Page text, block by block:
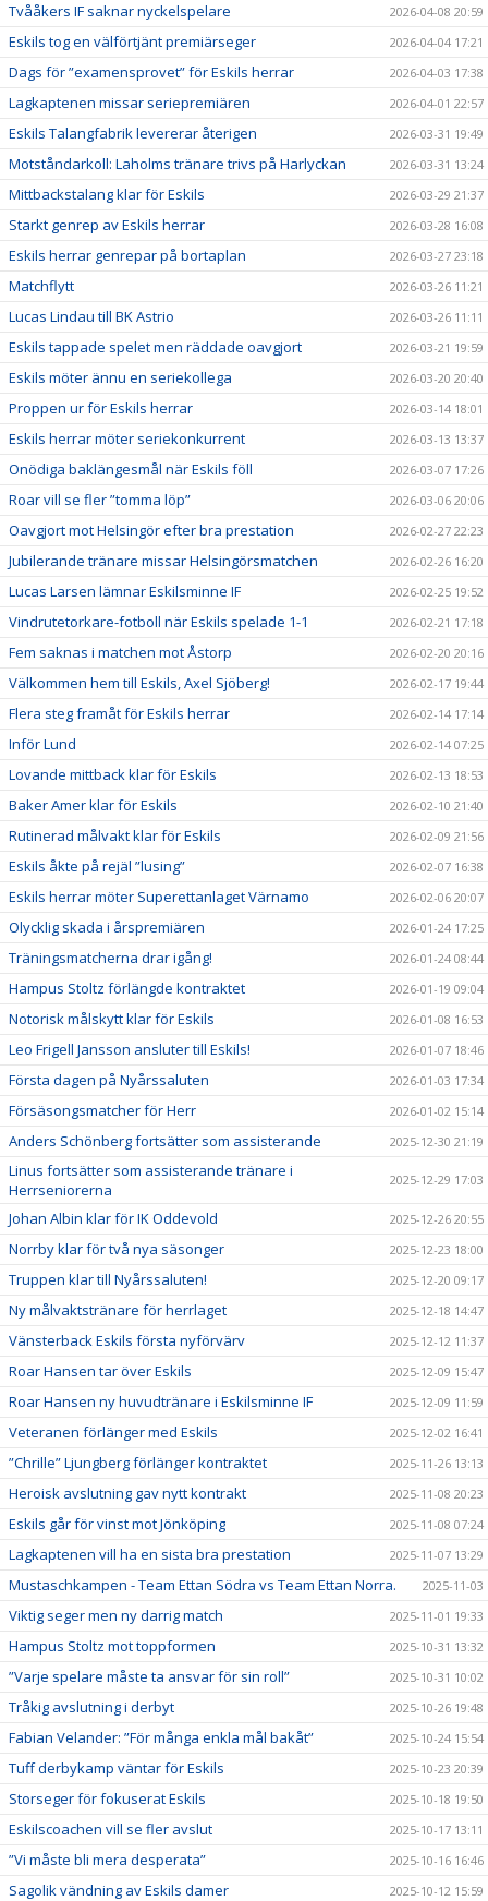
Tvååkers IF saknar nyckelspelare 2026-04-08 20:59
Eskils tog en välförtjänt premiärseger 2026-04-04 17:21
Dags för ”examensprovet” för Eskils herrar 2026-04-03 17:38
Lagkaptenen missar seriepremiären 2026-04-01 22:57
Eskils Talangfabrik levererar återigen 2026-03-31 19:49
Motståndarkoll: Laholms tränare trivs på Harlyckan 2026-03-31 13:24
Mittbackstalang klar för Eskils 2026-03-29 21:37
Starkt genrep av Eskils herrar 2026-03-28 16:08
Eskils herrar genrepar på bortaplan 2026-03-27 23:18
Matchflytt 2026-03-26 11:21
Lucas Lindau till BK Astrio 2026-03-26 11:11
Eskils tappade spelet men räddade oavgjort 2026-03-21 19:59
Eskils möter ännu en seriekollega 2026-03-20 20:40
Proppen ur för Eskils herrar 2026-03-14 18:01
Eskils herrar möter seriekonkurrent 2026-03-13 13:37
Onödiga baklängesmål när Eskils föll 2026-03-07 17:26
Roar vill se fler ”tomma löp” 2026-03-06 20:06
Oavgjort mot Helsingör efter bra prestation 2026-02-27 22:23
Jubilerande tränare missar Helsingörsmatchen 2026-02-26 16:20
Lucas Larsen lämnar Eskilsminne IF 2026-02-25 19:52
Vindrutetorkare-fotboll när Eskils spelade 1-1 2026-02-21 17:18
Fem saknas i matchen mot Åstorp 2026-02-20 20:16
Välkommen hem till Eskils, Axel Sjöberg! 2026-02-17 19:44
Flera steg framåt för Eskils herrar 2026-02-14 17:14
Inför Lund 2026-02-14 07:25
Lovande mittback klar för Eskils 2026-02-13 18:53
Baker Amer klar för Eskils 2026-02-10 21:40
Rutinerad målvakt klar för Eskils 2026-02-09 21:56
Eskils åkte på rejäl ”lusing” 2026-02-07 16:38
Eskils herrar möter Superettanlaget Värnamo 2026-02-06 20:07
Olycklig skada i årspremiären 2026-01-24 17:25
Träningsmatcherna drar igång! 2026-01-24 08:44
Hampus Stoltz förlängde kontraktet 2026-01-19 09:04
Notorisk målskytt klar för Eskils 2026-01-08 16:53
Leo Frigell Jansson ansluter till Eskils! 2026-01-07 18:46
Första dagen på Nyårssaluten 2026-01-03 17:34
Försäsongsmatcher för Herr 2026-01-02 15:14
Anders Schönberg fortsätter som assisterande 2025-12-30 21:19
Linus fortsätter som assisterande tränare i
Herrseniorerna
2025-12-29 17:03
Johan Albin klar för IK Oddevold 2025-12-26 20:55
Norrby klar för två nya säsonger 2025-12-23 18:00
Truppen klar till Nyårssaluten! 2025-12-20 09:17
Ny målvaktstränare för herrlaget 2025-12-18 14:47
Vänsterback Eskils första nyförvärv 2025-12-12 11:37
Roar Hansen tar över Eskils 2025-12-09 15:47
Roar Hansen ny huvudtränare i Eskilsminne IF 2025-12-09 11:59
Veteranen förlänger med Eskils 2025-12-02 16:41
”Chrille” Ljungberg förlänger kontraktet 2025-11-26 13:13
Heroisk avslutning gav nytt kontrakt 2025-11-08 20:23
Eskils går för vinst mot Jönköping 2025-11-08 07:24
Lagkaptenen vill ha en sista bra prestation 2025-11-07 13:29
Mustaschkampen - Team Ettan Södra vs Team Ettan Norra. 2025-11-03
Viktig seger men ny darrig match 2025-11-01 19:33
Hampus Stoltz mot toppformen 2025-10-31 13:32
”Varje spelare måste ta ansvar för sin roll” 2025-10-31 10:02
Tråkig avslutning i derbyt 2025-10-26 19:48
Fabian Velander: ”För många enkla mål bakåt” 2025-10-24 15:54
Tuff derbykamp väntar för Eskils 2025-10-23 20:39
Storseger för fokuserat Eskils 2025-10-18 19:50
Eskilscoachen vill se fler avslut 2025-10-17 13:11
”Vi måste bli mera desperata” 2025-10-16 16:46
Sagolik vändning av Eskils damer 2025-10-12 15:59